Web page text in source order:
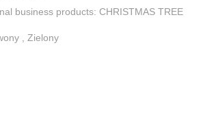
business products: CHRISTMAS TREE
, Zielony